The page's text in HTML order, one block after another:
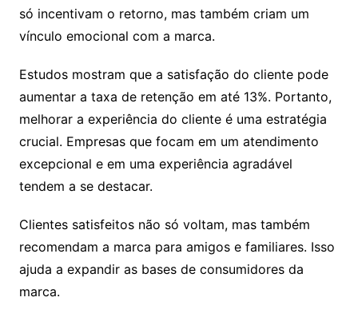
só incentivam o retorno, mas também criam um
vínculo emocional com a marca.
Estudos mostram que a satisfação do cliente pode
aumentar a taxa de retenção em até 13%. Portanto,
melhorar a experiência do cliente é uma estratégia
crucial. Empresas que focam em um atendimento
excepcional e em uma experiência agradável
tendem a se destacar.
Clientes satisfeitos não só voltam, mas também
recomendam a marca para amigos e familiares. Isso
ajuda a expandir as bases de consumidores da
marca.